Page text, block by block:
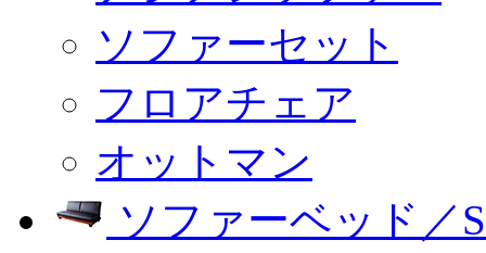
ソファーセット
フロアチェア
オットマン
ソファーベッド／